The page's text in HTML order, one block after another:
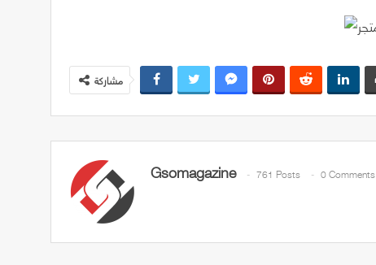
مشاركة
Gsomagazine 761 Posts 0 Comments